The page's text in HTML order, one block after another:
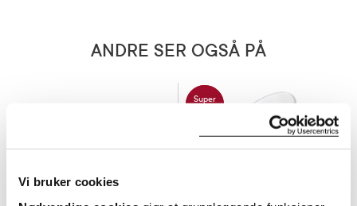
Vi bruker cookies
ANDRE SER OGSÅ PÅ
Super